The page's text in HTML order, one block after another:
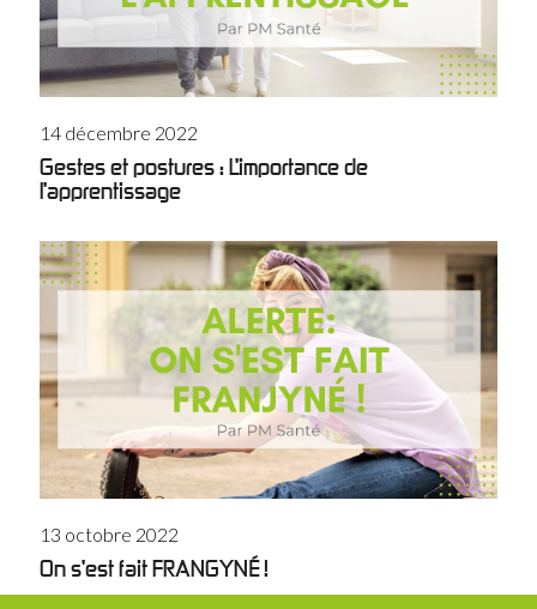
14 décembre 2022
Gestes et postures : L’importance de
l’apprentissage
13 octobre 2022
On s’est fait FRANGYNÉ !